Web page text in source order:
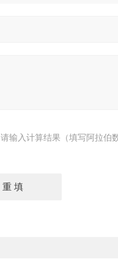
请输入计算结果（填写阿拉伯